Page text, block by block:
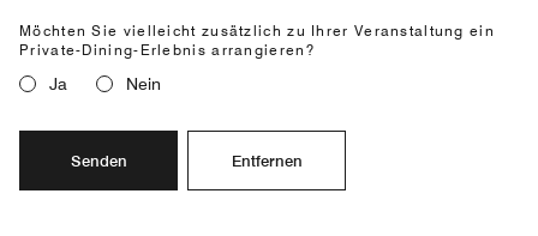
Möchten Sie vielleicht zusätzlich zu Ihrer Veranstaltung ein
Private-Dining-Erlebnis arrangieren?
Ja Nein
Senden Entfernen